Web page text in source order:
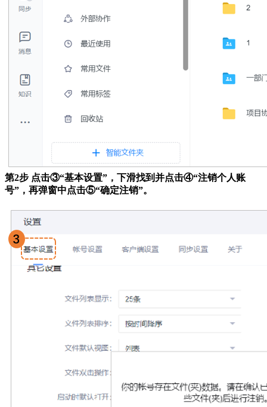
第2步 点击③“基本设置”，下滑找到并点击④“注销个人账
号”，再弹窗中点击⑤“确定注销”。